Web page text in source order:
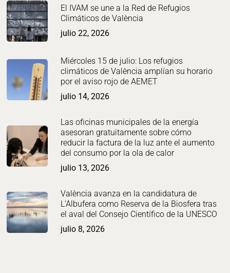
El IVAM se une a la Red de Refugios
Climáticos de València
julio 22, 2026
Miércoles 15 de julio: Los refugios
climáticos de València amplían su horario
por el aviso rojo de AEMET
julio 14, 2026
Las oficinas municipales de la energía
asesoran gratuitamente sobre cómo
reducir la factura de la luz ante el aumento
del consumo por la ola de calor
julio 13, 2026
València avanza en la candidatura de
L’Albufera como Reserva de la Biosfera tras
el aval del Consejo Científico de la UNESCO
julio 8, 2026